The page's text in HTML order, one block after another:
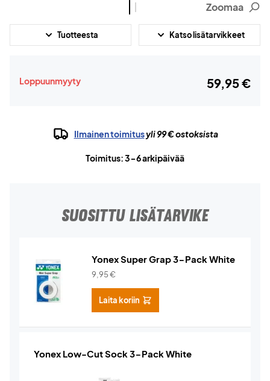
Zoomaa
Tuotteesta Katso lisätarvikkeet
Loppuunmyyty 59,95 €
Ilmainen toimitusyli 99 € ostoksista
Toimitus: 3-6 arkipäivää
SUOSITTU LISÄTARVIKE
Yonex Super Grap 3-Pack White
9,95€
Laita koriin
Yonex Low-Cut Sock 3-Pack White